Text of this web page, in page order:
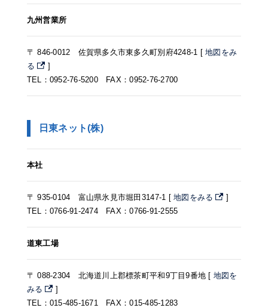
九州営業所
〒 846-0012 佐賀県多久市東多久町別府4248-1 [地図をみ
る
]
TEL：0952-76-5200 FAX：0952-76-2700
日東ネット(株)
本社
〒 935-0104 富山県氷見市堀田3147-1 [地図をみる
]
TEL：0766-91-2474 FAX：0766-91-2555
道東工場
〒 088-2304 北海道川上郡標茶町平和9丁目9番地 [ 地図を
みる
]
TEL：015-485-1671 FAX：015-485-1283